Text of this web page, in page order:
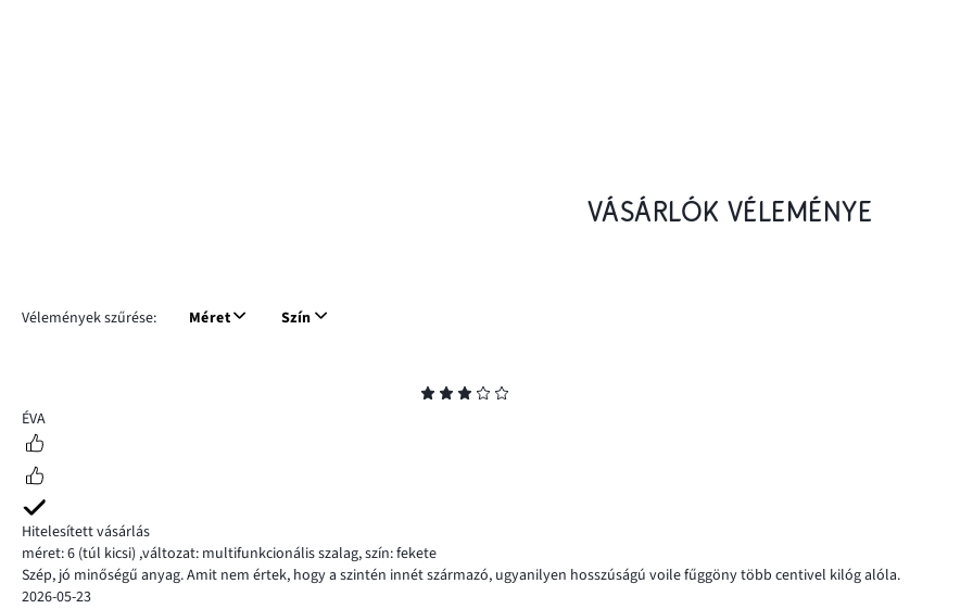
VÁSÁRLÓK VÉLEMÉNYE
Vélemények szűrése: Méret Szín
3
ÉVA
Hitelesített vásárlás
méret: 6 (túl kicsi) ,változat: multifunkcionális szalag,szín: fekete
Szép, jó minőségű anyag. Amit nem értek, hogy a szintén innét származó, ugyanilyen hosszúságú voile fűggöny több centivel kilóg alóla.
2026-05-23